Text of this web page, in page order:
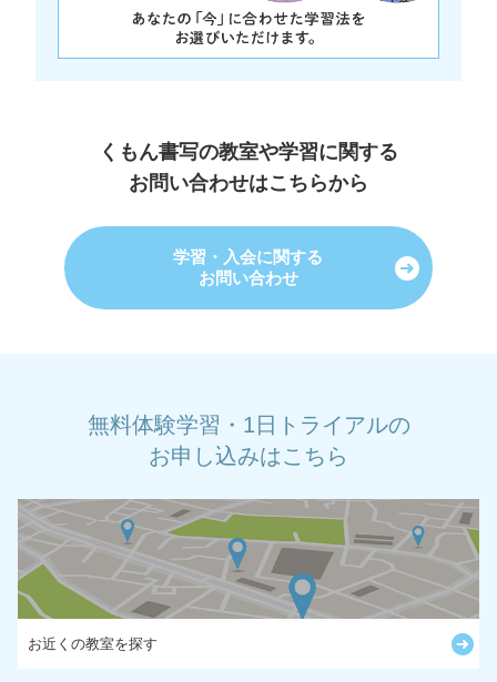
くもん書写の教室や学習に関する
お問い合わせはこちらから
学習・入会に関する
お問い合わせ
無料体験学習・1日トライアルの
お申し込みはこちら
お近くの教室を探す